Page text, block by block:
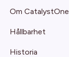
Om CatalystOne
Hållbarhet
Historia